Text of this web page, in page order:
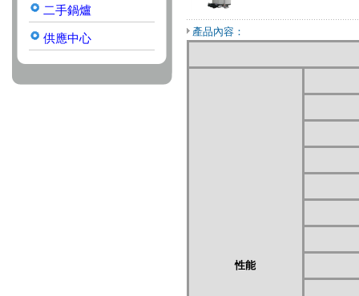
二手鍋爐
供應中心 產品內容：
性能